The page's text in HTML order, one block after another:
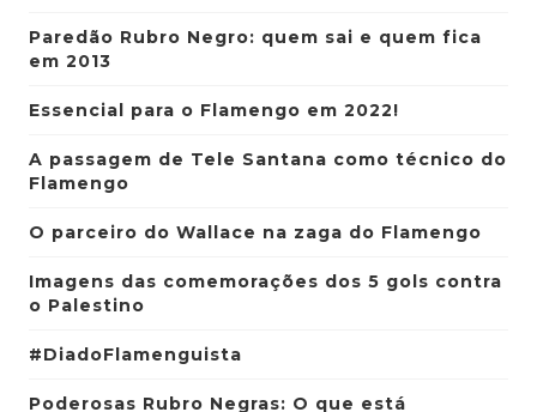
Paredão Rubro Negro: quem sai e quem fica
em 2013
Essencial para o Flamengo em 2022!
A passagem de Tele Santana como técnico do
Flamengo
O parceiro do Wallace na zaga do Flamengo
Imagens das comemorações dos 5 gols contra
o Palestino
#DiadoFlamenguista
Poderosas Rubro Negras: O que está